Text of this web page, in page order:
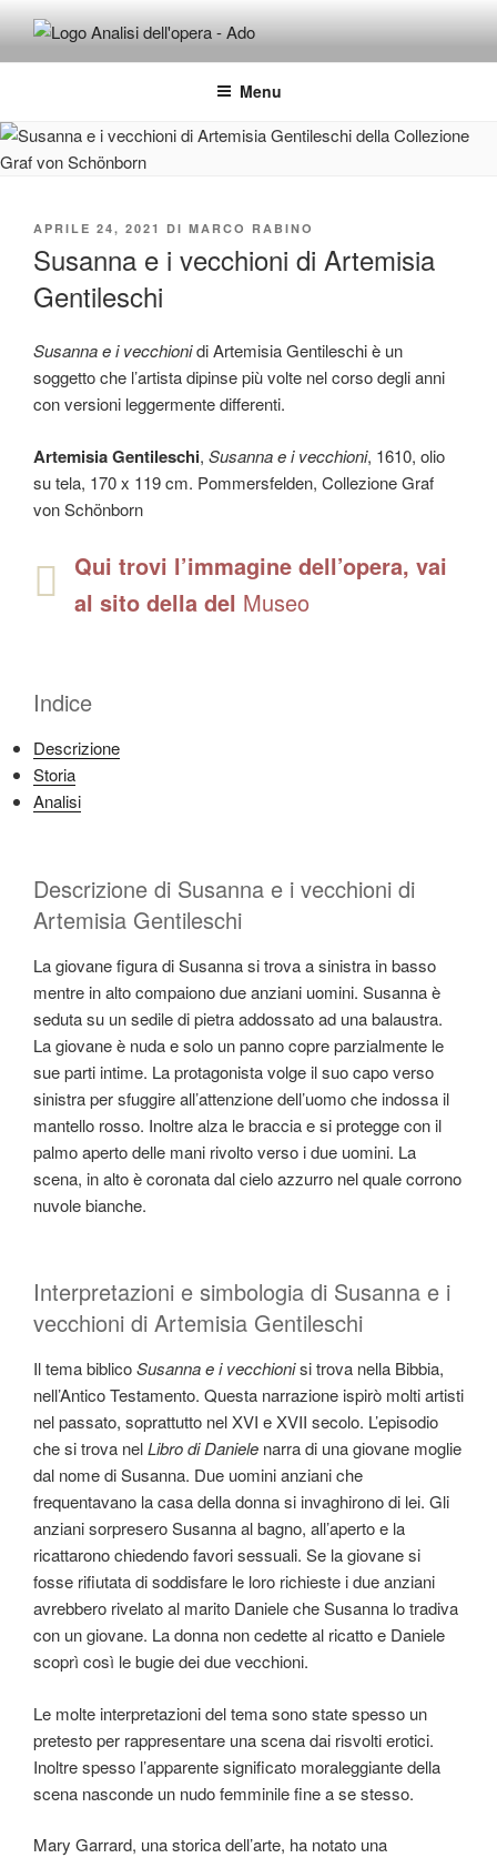
contenutoADO ANALISI DELL'OPERA
Osservare le opere d'arte per capirle e imparare ad amarle
Menu
PUBBLICATO
APRILE 24, 2021 DI MARCO RABINO
Susanna e i vecchioni di Artemisia
Gentileschi
Susanna e i vecchionidi Artemisia Gentileschi è un
soggetto che l’artista dipinse più volte nel corso degli anni
con versioni leggermente differenti.
Artemisia Gentileschi, Susanna e i vecchioni, 1610, olio
su tela, 170 x 119 cm. Pommersfelden, Collezione Graf
von Schönborn
Qui trovi l’immagine dell’opera, vai
al sito della del Museo
Indice
Descrizione
Storia
Analisi
Descrizione di Susanna e i vecchioni di
Artemisia Gentileschi
La giovane figura di Susanna si trova a sinistra in basso
mentre in alto compaiono due anziani uomini. Susanna è
seduta su un sedile di pietra addossato ad una balaustra.
La giovane è nuda e solo un panno copre parzialmente le
sue parti intime. La protagonista volge il suo capo verso
sinistra per sfuggire all’attenzione dell’uomo che indossa il
mantello rosso. Inoltre alza le braccia e si protegge con il
palmo aperto delle mani rivolto verso i due uomini. La
scena, in alto è coronata dal cielo azzurro nel quale corrono
nuvole bianche.
Interpretazioni e simbologia di Susanna e i
vecchioni di Artemisia Gentileschi
Il tema biblicoSusanna e i vecchionisi trova nella Bibbia,
nell’Antico Testamento. Questa narrazione ispirò molti artisti
nel passato, soprattutto nel XVI e XVII secolo. L’episodio
che si trova nelLibro di Daniele narra di una giovane moglie
dal nome di Susanna. Due uomini anziani che
frequentavano la casa della donna si invaghirono di lei. Gli
anziani sorpresero Susanna al bagno, all’aperto e la
ricattarono chiedendo favori sessuali. Se la giovane si
fosse rifiutata di soddisfare le loro richieste i due anziani
avrebbero rivelato al marito Daniele che Susanna lo tradiva
con un giovane. La donna non cedette al ricatto e Daniele
scoprì così le bugie dei due vecchioni.
Le molte interpretazioni del tema sono state spesso un
pretesto per rappresentare una scena dai risvolti erotici.
Inoltre spesso l’apparente significato moraleggiante della
scena nasconde un nudo femminile fine a se stesso.
Mary Garrard, una storica dell’arte, ha notato una